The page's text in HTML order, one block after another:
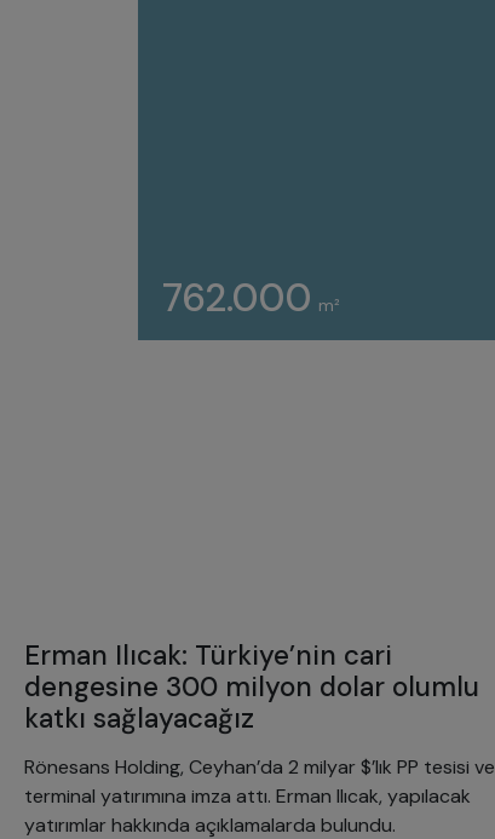
762.000 m²
Erman Ilıcak: Türkiye’nin cari
dengesine 300 milyon dolar olumlu
katkı sağlayacağız
Rönesans Holding, Ceyhan’da 2 milyar $’lık PP tesisi ve
terminal yatırımına imza attı. Erman Ilıcak, yapılacak
yatırımlar hakkında açıklamalarda bulundu.